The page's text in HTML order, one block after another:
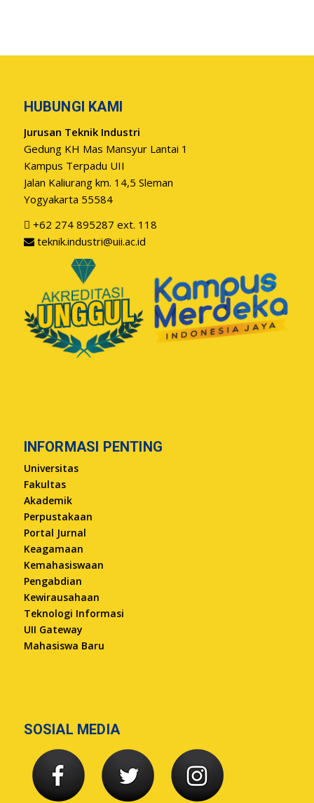
HUBUNGI KAMI
Jurusan Teknik Industri
Gedung KH Mas Mansyur Lantai 1
Kampus Terpadu UII
Jalan Kaliurang km. 14,5 Sleman
Yogyakarta 55584
+62 274 895287 ext. 118
teknik.industri@uii.ac.id
INFORMASI PENTING
Universitas
Fakultas
Akademik
Perpustakaan
Portal Jurnal
Keagamaan
Kemahasiswaan
Pengabdian
Kewirausahaan
Teknologi Informasi
UII Gateway
Mahasiswa Baru
SOSIAL MEDIA